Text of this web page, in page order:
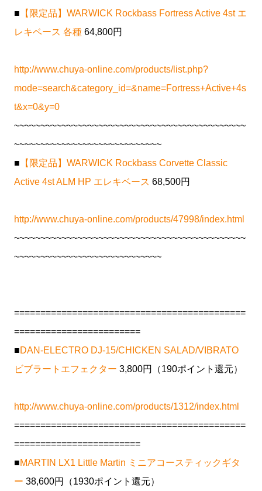
■ 【限定品】WARWICK Rockbass Fortress Active 4st エ
レキベース 各種 64,800円
http://www.chuya-online.com/products/list.php?
mode=search&category_id=&name=Fortress+Active+4s
t&x=0&y=0
~~~~~~~~~~~~~~~~~~~~~~~~~~~~~~~~~~~~~~~~~~~~
~~~~~~~~~~~~~~~~~~~~~~~~~~~~
■ 【限定品】WARWICK Rockbass Corvette Classic
Active 4st ALM HP エレキベース 68,500円
http://www.chuya-online.com/products/47998/index.html
~~~~~~~~~~~~~~~~~~~~~~~~~~~~~~~~~~~~~~~~~~~~
~~~~~~~~~~~~~~~~~~~~~~~~~~~~
============================================
========================
■DAN-ELECTRO DJ-15/CHICKEN SALAD/VIBRATO
ビブラートエフェクター 3,800円（190ポイント還元）
http://www.chuya-online.com/products/1312/index.html
============================================
========================
■MARTIN LX1 Little Martin ミニアコースティックギタ
ー 38,600円（1930ポイント還元）